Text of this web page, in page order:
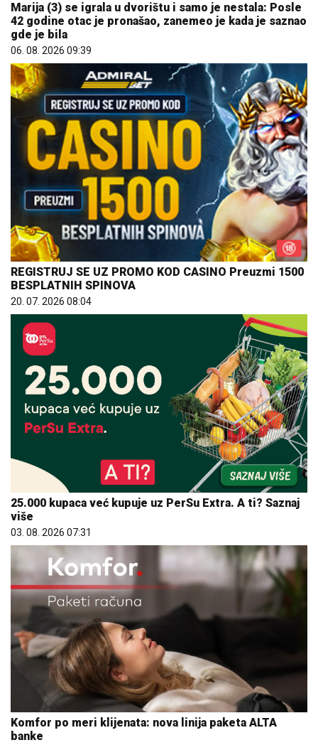
Marija (3) se igrala u dvorištu i samo je nestala: Posle
42 godine otac je pronašao, zanemeo je kada je saznao
gde je bila
06. 08. 2026 09:39
REGISTRUJ SE UZ PROMO KOD CASINO Preuzmi 1500
BESPLATNIH SPINOVA
20. 07. 2026 08:04
25.000 kupaca već kupuje uz PerSu Extra. A ti? Saznaj
više
03. 08. 2026 07:31
Komfor po meri klijenata: nova linija paketa ALTA
banke